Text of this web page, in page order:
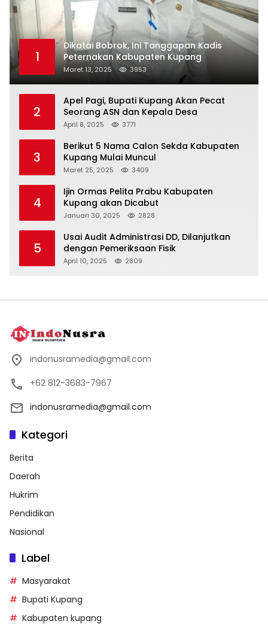
1
Dikatai Bobrok, Ini Tanggapan Kadis
Peternakan Kabupaten Kupang
Maret 13, 2025 3953
2
Apel Pagi, Bupati Kupang Akan Pecat
Seorang ASN dan Kepala Desa
April 8, 2025 3771
3
Berikut 5 Nama Calon Sekda Kabupaten
Kupang Mulai Muncul
Maret 25, 2025 3409
4
Ijin Ormas Pelita Prabu Kabupaten
Kupang akan Dicabut
Januari 30, 2025 2828
5
Usai Audit Administrasi DD, Dilanjutkan
dengan Pemeriksaan Fisik
April 10, 2025 2809
indonusramedia@gmail.com
+62 812-3683-7967
indonusramedia@gmail.com
Kategori
Berita
Daerah
Hukrim
Pendidikan
Nasional
Label
Masyarakat
Bupati Kupang
Kabupaten kupang